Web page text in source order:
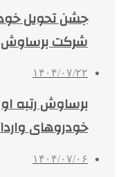
جشن تحویل
شرکت برساوش
۱۴۰۴/۰۷/۲۲
برساوش رتبه
خودروهای
۱۴۰۴/۰۷/۰۶